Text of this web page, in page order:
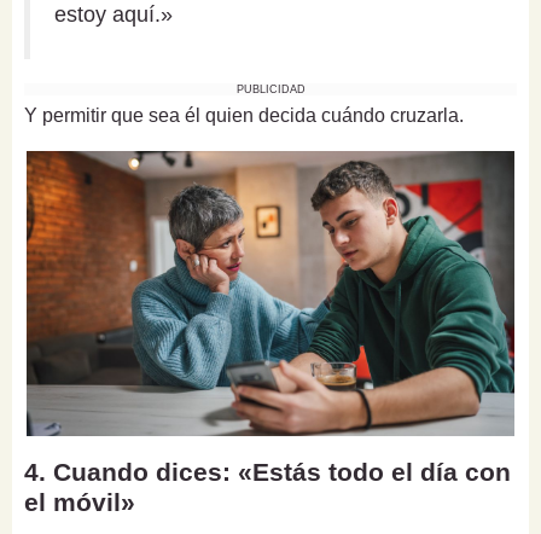
estoy aquí.»
PUBLICIDAD
Y permitir que sea él quien decida cuándo cruzarla.
4. Cuando dices: «Estás todo el día con
el móvil»